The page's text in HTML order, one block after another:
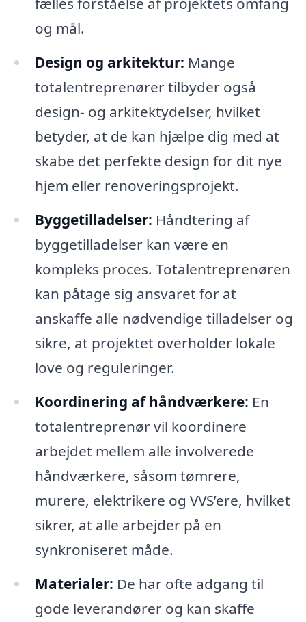
og mål.
Design og arkitektur: Mange
totalentreprenører tilbyder også
design- og arkitektydelser, hvilket
betyder, at de kan hjælpe dig med at
skabe det perfekte design for dit nye
hjem eller renoveringsprojekt.
Byggetilladelser: Håndtering af
byggetilladelser kan være en
kompleks proces. Totalentreprenøren
kan påtage sig ansvaret for at
anskaffe alle nødvendige tilladelser og
sikre, at projektet overholder lokale
love og reguleringer.
Koordinering af håndværkere: En
totalentreprenør vil koordinere
arbejdet mellem alle involverede
håndværkere, såsom tømrere,
murere, elektrikere og VVS’ere, hvilket
sikrer, at alle arbejder på en
synkroniseret måde.
Materialer: De har ofte adgang til
gode leverandører og kan skaffe